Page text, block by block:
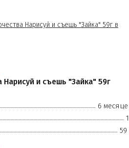
Нарисуй и съешь "Зайка" 59г
6
59